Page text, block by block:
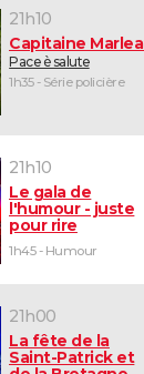
21h10
Capitaine
Pace è salute
1h35 - Série policière
21h10
Le gala de
l'humour - juste
pour rire
1h45 - Humour
21h00
La fête de la
Saint-Patrick et